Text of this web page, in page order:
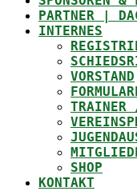
PARTNER |
INTERNES
VORSTAND
TRAINER
SHOP
KONTAKT